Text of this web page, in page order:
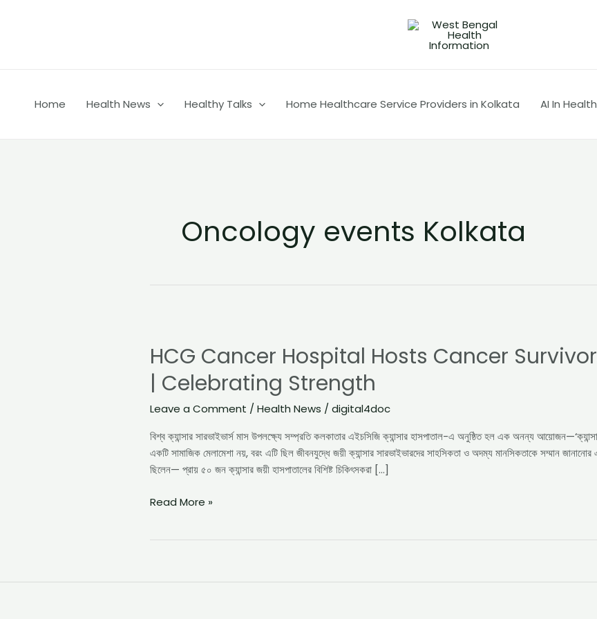
Home Health News Healthy Talks Home Healthcare Service Providers in Kolkata AI In
Oncology events Kolkata
HCG Cancer Hospital Hosts Cancer
| Celebrating Strength
Leave a Comment / Health News / digital4doc
বিশ্ব ক্যান্সার সারভাইভার্স মাস উপলক্ষ্যে সম্প্রতি কলকাতার এইচসিজি ক্যান্সার হাসপাতাল-এ অনুষ্ঠিত হল এক অনন্য
একটি সামাজিক মেলামেশা নয়, বরং এটি ছিল জীবনযুদ্ধে জয়ী ক্যান্সার সারভাইভারদের সাহসিকতা ও অদম্য মানসিকতাকে সম্মান
ছিলেন— প্রায় ৫০ জন ক্যান্সার জয়ী হাসপাতালের বিশিষ্ট চিকিৎসকরা […]
Hospital
Hosts
Cancer
in
Kolkata
|
Strength
Read More »